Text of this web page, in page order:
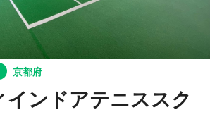
京都府
インドアテニススク